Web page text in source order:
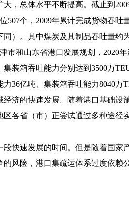
，总体水平不断提高。截止到
507个，2009年累计完成货物吞吐
）。其中煤炭及其制品吞吐量约
市和山东省港口发展规划，2020年
装箱吞吐能力分别达到3500万
36亿吨、集装箱吞吐能力8040万
经济的快速发展。随着港口基础设
各省（市）正尝试通过多种途径
快速发展的时间。但是随着国家
风险，港口集疏运体系过度依赖